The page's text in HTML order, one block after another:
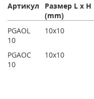
Артикул
Размер L x H
(mm)
PGAOL
10
10x10
PGAOC
10
10x10